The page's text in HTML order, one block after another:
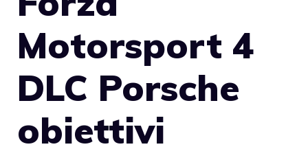
Motorsport 4
DLC Porsche
obiettivi